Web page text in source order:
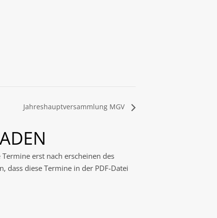
Jahreshauptversammlung MGV
erst nach erscheinen des
dass diese Termine in der PDF-Datei